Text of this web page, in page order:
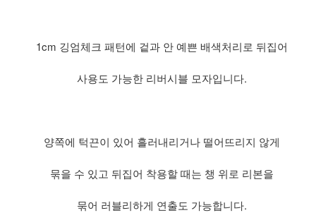
1cm 깅엄체크 패턴에 겉과 안 예쁜 배색처리로 뒤집어
사용도 가능한 리버시블 모자입니다.
양쪽에 턱끈이 있어 흘러내리거나 떨어뜨리지 않게
묶을 수 있고 뒤집어 착용할 때는 챙 위로 리본을
묶어 러블리하게 연출도 가능합니다.